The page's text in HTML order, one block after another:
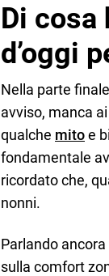
Di cosa
d’oggi
Nella parte
avviso, manca
qualche mitoe
fondamentale
ricordato che,
nonni.
Parlando
sulla comfort